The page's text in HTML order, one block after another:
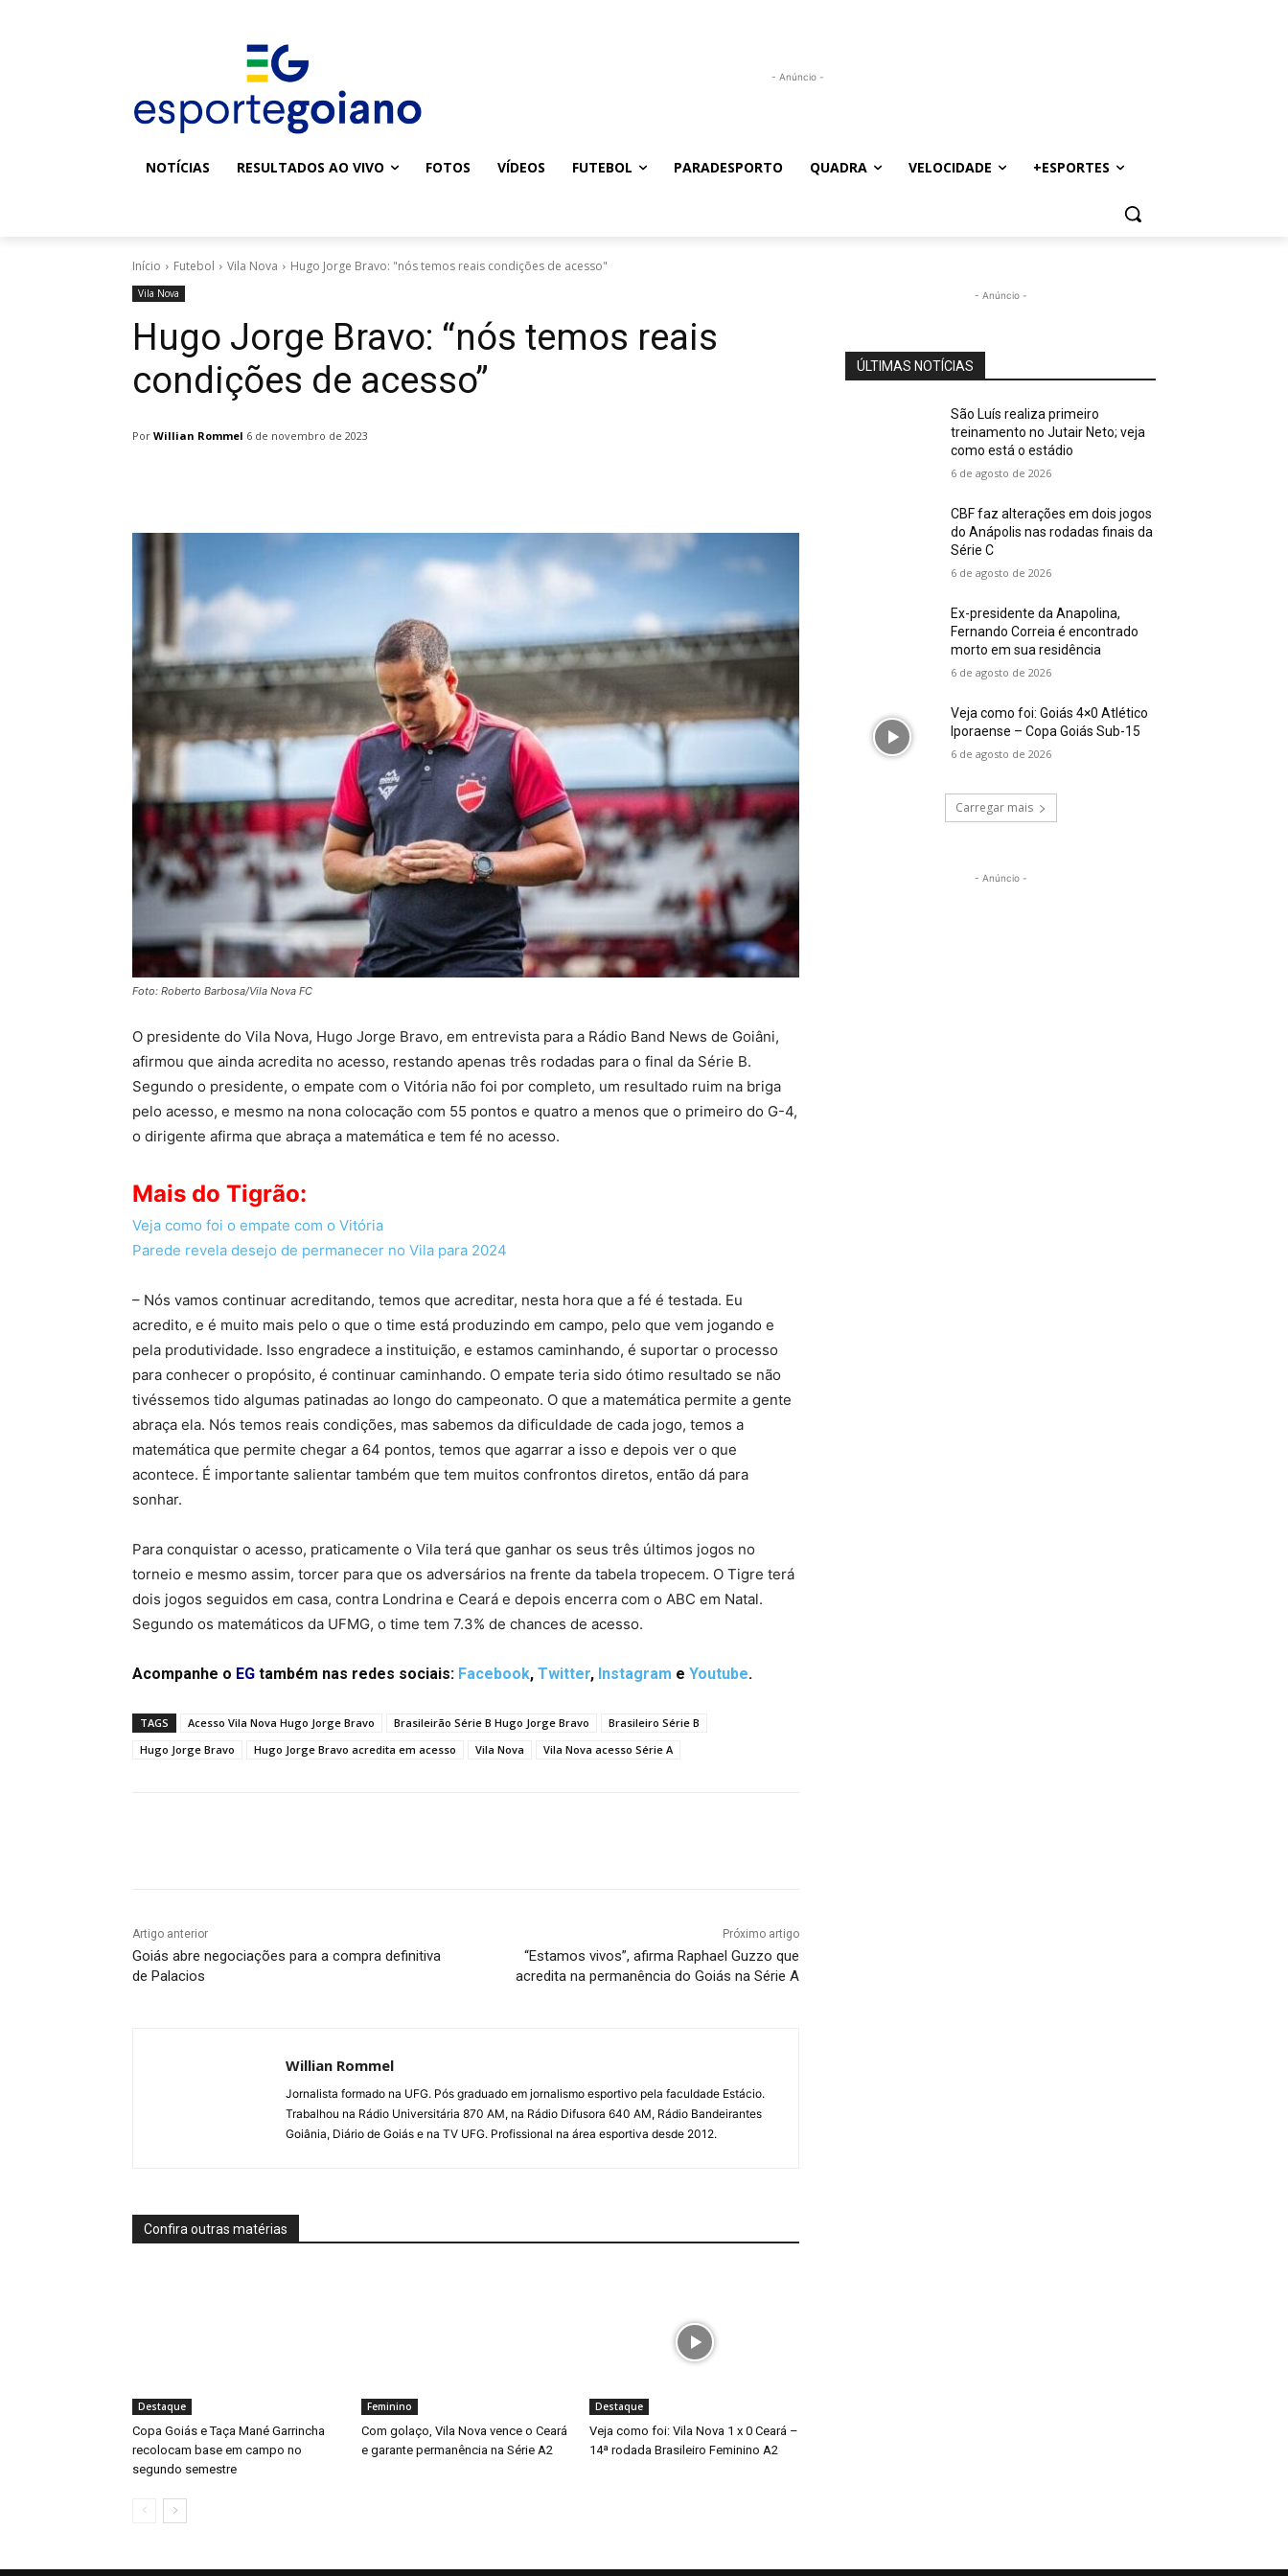
- Anúncio -
NOTÍCIAS RESULTADOS AO VIVO FOTOS VÍDEOS FUTEBOL PARADESPORTO QUADRA VELOCIDADE +ESPORTES
Início Futebol Vila Nova Hugo Jorge Bravo: "nós temos reais condições de acesso"
Vila Nova
Hugo Jorge Bravo: “nós temos reais
condições de acesso”
Por Willian Rommel 6 de novembro de 2023
Foto: Roberto Barbosa/Vila Nova FC
O presidente do Vila Nova, Hugo Jorge Bravo, em entrevista para a Rádio Band News de Goiâni,
afirmou que ainda acredita no acesso, restando apenas três rodadas para o final da Série B.
Segundo o presidente, o empate com o Vitória não foi por completo, um resultado ruim na briga
pelo acesso, e mesmo na nona colocação com 55 pontos e quatro a menos que o primeiro do G-4,
o dirigente afirma que abraça a matemática e tem fé no acesso.
Mais do Tigrão:
Veja como foi o empate com o Vitória
Parede revela desejo de permanecer no Vila para 2024
– Nós vamos continuar acreditando, temos que acreditar, nesta hora que a fé é testada. Eu
acredito, e é muito mais pelo o que o time está produzindo em campo, pelo que vem jogando e
pela produtividade. Isso engradece a instituição, e estamos caminhando, é suportar o processo
para conhecer o propósito, é continuar caminhando. O empate teria sido ótimo resultado se não
tivéssemos tido algumas patinadas ao longo do campeonato. O que a matemática permite a gente
abraça ela. Nós temos reais condições, mas sabemos da dificuldade de cada jogo, temos a
matemática que permite chegar a 64 pontos, temos que agarrar a isso e depois ver o que
acontece. É importante salientar também que tem muitos confrontos diretos, então dá para
sonhar.
Para conquistar o acesso, praticamente o Vila terá que ganhar os seus três últimos jogos no
torneio e mesmo assim, torcer para que os adversários na frente da tabela tropecem. O Tigre terá
dois jogos seguidos em casa, contra Londrina e Ceará e depois encerra com o ABC em Natal.
Segundo os matemáticos da UFMG, o time tem 7.3% de chances de acesso.
Acompanhe o EG também nas redes sociais: Facebook, Twitter, Instagram e Youtube.
TAGS Acesso Vila Nova Hugo Jorge Bravo Brasileirão Série B Hugo Jorge Bravo
Brasileiro Série B
Hugo Jorge Bravo
Hugo Jorge Bravo acredita em acesso Vila Nova Vila Nova acesso Série A
Artigo anterior
Goiás abre negociações para a compra definitiva
de Palacios
Próximo artigo
“Estamos vivos”, afirma Raphael Guzzo que
acredita na permanência do Goiás na Série A
Willian Rommel
Jornalista formado na UFG. Pós graduado em jornalismo esportivo pela faculdade Estácio.
Trabalhou na Rádio Universitária 870 AM, na Rádio Difusora 640 AM, Rádio Bandeirantes
Goiânia, Diário de Goiás e na TV UFG. Profissional na área esportiva desde 2012.
Confira outras matérias
Destaque
Copa Goiás e Taça Mané Garrincha
recolocam base em campo no
segundo semestre
Feminino
Com golaço, Vila Nova vence o Ceará
e garante permanência na Série A2
Destaque
Veja como foi: Vila Nova 1 x 0 Ceará –
14ª rodada Brasileiro Feminino A2
- Anúncio -
ÚLTIMAS NOTÍCIAS
São Luís realiza primeiro
treinamento no Jutair Neto; veja
como está o estádio
6 de agosto de 2026
CBF faz alterações em dois jogos
do Anápolis nas rodadas finais da
Série C
6 de agosto de 2026
Ex-presidente da Anapolina,
Fernando Correia é encontrado
morto em sua residência
6 de agosto de 2026
Veja como foi: Goiás 4×0 Atlético
Iporaense – Copa Goiás Sub-15
6 de agosto de 2026
Carregar mais
- Anúncio -